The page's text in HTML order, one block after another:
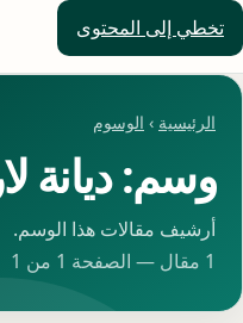
تخطي إلى المحتوى
حلول العالم
الرئيسية › الوسوم
وسم: ديانة
أرشيف مقالات هذا الوسم.
1 مقال — الصفحة 1 من 1